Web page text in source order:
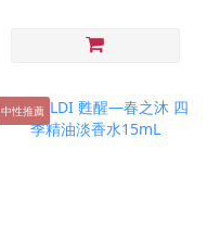
中性推薦